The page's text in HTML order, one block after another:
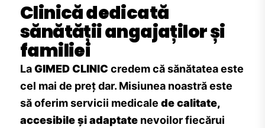
Clinică dedicată
sănătății angajaților și
familiei
LaGIMED CLINIC credem că sănătatea este
cel mai de preț dar. Misiunea noastră este
să oferim servicii medicale de calitate,
accesibile și adaptate nevoilor fiecărui